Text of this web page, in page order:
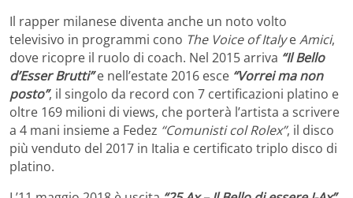
Il rapper milanese diventa anche un noto volto
televisivo in programmi cono The Voice of ItalyeAmici,
dove ricopre il ruolo di coach. Nel 2015 arriva “Il Bello
d’Esser Brutti”e nell’estate 2016 esce “Vorrei ma non
posto”, il singolo da record con 7 certificazioni platino e
oltre 169 milioni di views, che porterà l’artista a scrivere
a 4 mani insieme a Fedez “Comunisti col Rolex”, il disco
più venduto del 2017 in Italia e certificato triplo disco di
platino.